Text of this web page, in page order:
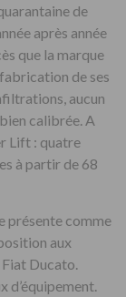
de
après année
que la marque
de ses
aucun
calibrée. A
Lift : quatre
à partir de 68
présente comme
aux
Ducato.
d’équipement.